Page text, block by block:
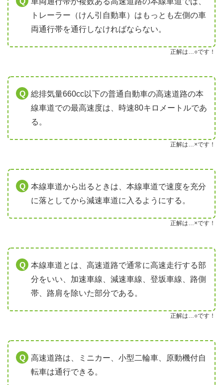
トレーラー（けん引自動車）はもっとも左側の車
両通行帯を通行しなければならない。
正解は…○です！
総排気量660cc以下の普通自動車の高速道路の本
線車道での最高速度は、時速80キロメートルであ
る。
正解は…×です！
本線車道から出るときは、本線車道で速度を充分
に落としてから減速車道に入るようにする。
正解は…×です！
本線車道とは、高速道路で通常に高速走行する部
分をいい、加速車線、減速車線、登坂車線、路側
帯、路肩を除いた部分である。
正解は…○です！
高速道路は、ミニカー、小型二輪車、原動機付自
転車は通行できる。